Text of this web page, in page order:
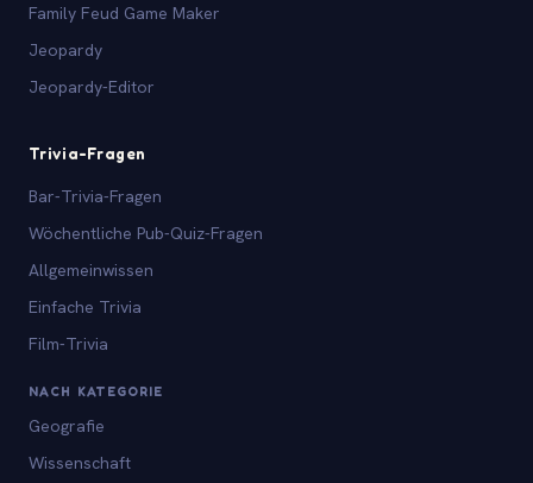
Family Feud Game Maker
Jeopardy
Jeopardy-Editor
Trivia-Fragen
Bar-Trivia-Fragen
Wöchentliche Pub-Quiz-Fragen
Allgemeinwissen
Einfache Trivia
Film-Trivia
NACH KATEGORIE
Geografie
Wissenschaft